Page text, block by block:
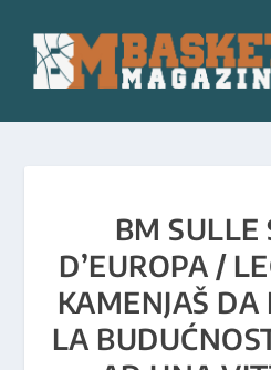
BM SULLE
D’EUROPA /
KAMENJAŠ
LA